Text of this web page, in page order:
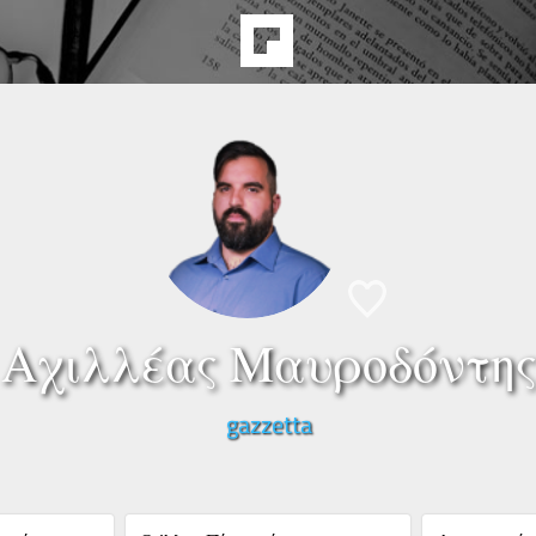
Αχιλλέας Μαυροδόντης
gazzetta